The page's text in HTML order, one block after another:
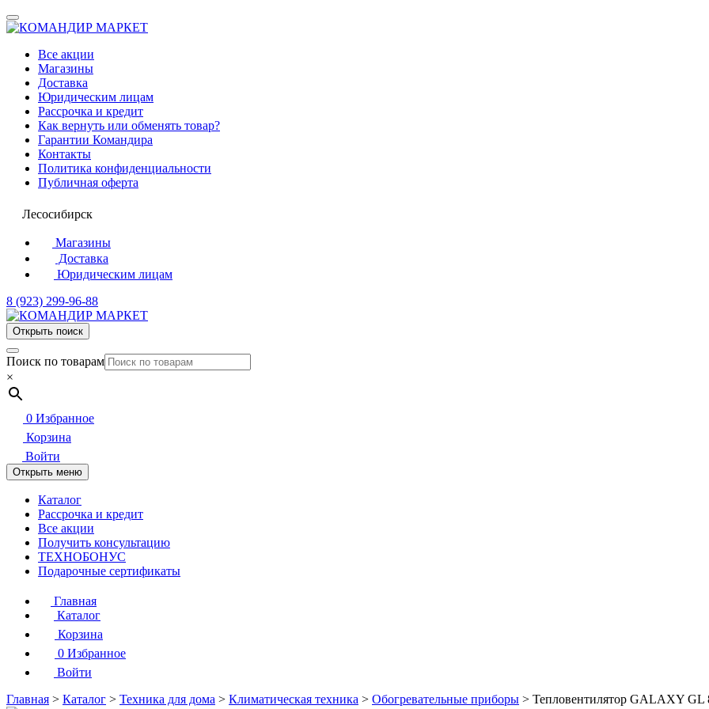
Все акции
Магазины
Доставка
Юридическим лицам
Рассрочка и кредит
Как вернуть или обменять товар?
Гарантии Командира
Контакты
Политика конфиденциальности
Публичная оферта
Лесосибирск
Магазины
Доставка
Юридическим лицам
8 (923) 299-96-88
Открыть поиск
Поиск по товарам
×
0 Избранное
Корзина
Войти
Открыть меню
Каталог
Рассрочка и кредит
Все акции
Получить консультацию
ТЕХНОБОНУС
Подарочные сертификаты
Главная
Каталог
Корзина
0 Избранное
Войти
Главная > Каталог > Техника для дома > Климатическая техника > Обогревательные приборы > Тепловентилятор GALAXY GL